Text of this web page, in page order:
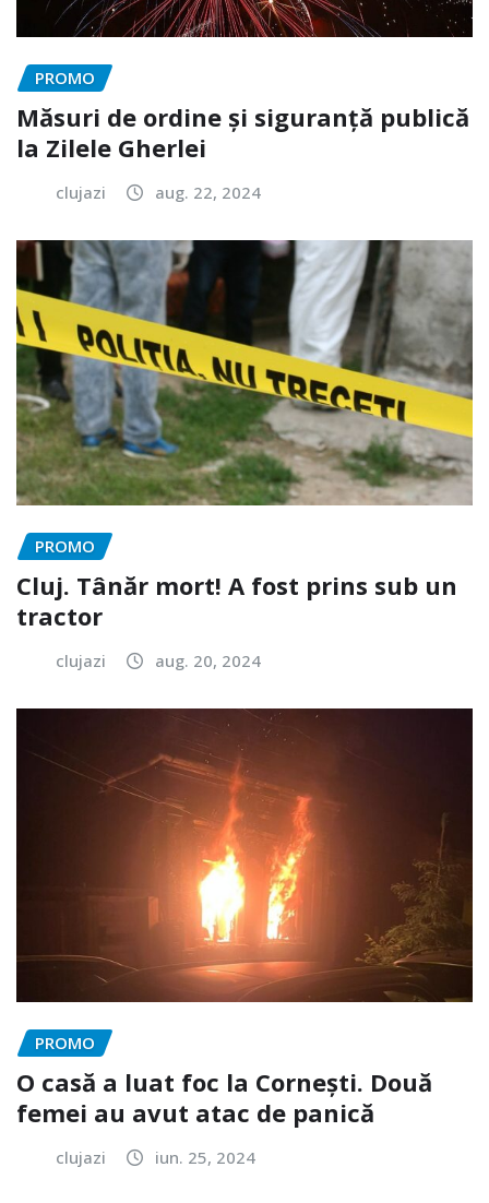
PROMO
Măsuri de ordine și siguranță publică
la Zilele Gherlei
clujazi aug. 22, 2024
PROMO
Cluj. Tânăr mort! A fost prins sub un
tractor
clujazi aug. 20, 2024
PROMO
O casă a luat foc la Cornești. Două
femei au avut atac de panică
clujazi iun. 25, 2024